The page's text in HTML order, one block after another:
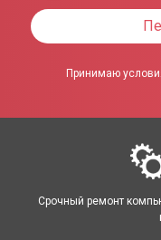
Принимаю
Срочный ремонт